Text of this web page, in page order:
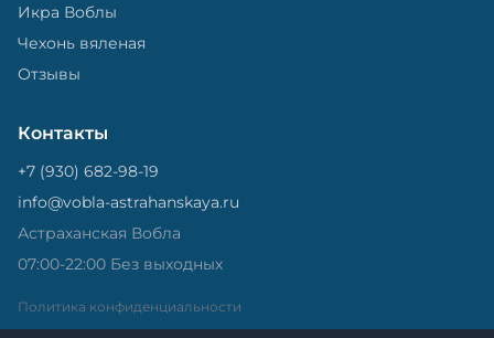
Икра Воблы
Чехонь вяленая
Отзывы
Контакты
+7 (930) 682-98-19
info@vobla-astrahanskaya.ru
Астраханская Вобла
07:00-22:00 Без выходных
Политика конфиденциальности